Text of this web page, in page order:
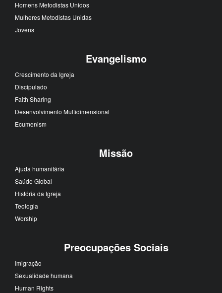
Homens Metodistas Unidos
Mulheres Metodistas Unidas
Jovens
Evangelismo
Crescimento da Igreja
Discipulado
Faith Sharing
Desenvolvimento Multidimensional
Ecumenism
Missão
Ajuda humanitária
Saúde Global
História da Igreja
Teologia
Worship
Preocupações Sociais
Imigração
Sexualidade humana
Human Rights